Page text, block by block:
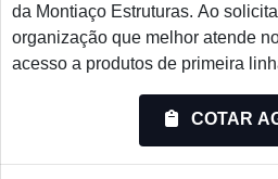
da Montiaço Estruturas. Ao
organização que melhor atende
acesso a produtos de primeira
SOBRE PORTA PALLETQuem
uma empresa comprometida com
Montiaço Estruturas. A empresa
COTAR